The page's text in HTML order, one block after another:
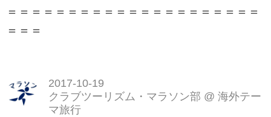
＝＝＝＝＝＝＝＝＝＝＝＝＝＝＝＝＝＝＝＝＝
＝＝＝
2017-10-19
クラブツーリズム・マラソン部 @ 海外テー
マ旅行